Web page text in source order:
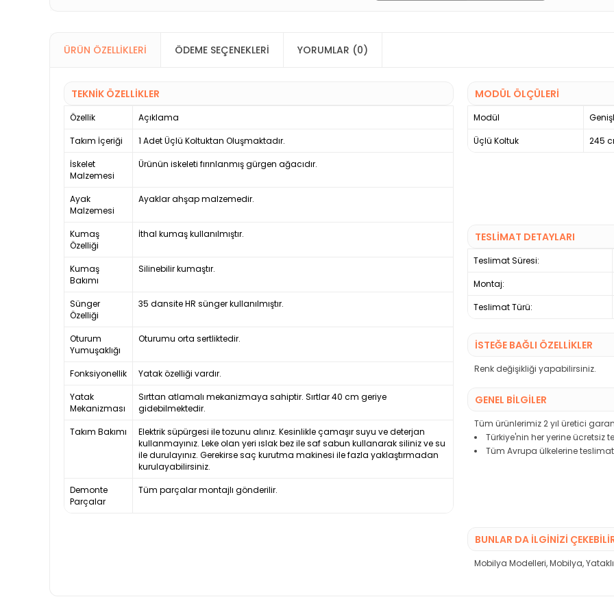
ÜRÜN ÖZELLIKLERI ÖDEME SEÇENEKLERI YORUMLAR (0)
TEKNİK ÖZELLİKLER
Özellik
Açıklama
Takım İçeriği
1 Adet Üçlü Koltuktan Oluşmaktadır.
İskelet
Malzemesi
Ürünün iskeleti fırınlanmış gürgen ağacıdır.
Ayak
Malzemesi
Ayaklar ahşap malzemedir.
Kumaş
Özelliği
İthal kumaş kullanılmıştır.
Kumaş
Bakımı
Silinebilir kumaştır.
Sünger
Özelliği
35 dansite HR sünger kullanılmıştır.
Oturum
Yumuşaklığı
Oturumu orta sertliktedir.
Fonksiyonellik
Yatak özelliği vardır.
Yatak
Mekanizması
Sırttan atlamalı mekanizmaya sahiptir. Sırtlar 40 cm geriye
gidebilmektedir.
Takım Bakımı
Elektrik süpürgesi ile tozunu alınız. Kesinlikle çamaşır suyu ve deterjan
kullanmayınız. Leke olan yeri ıslak bez ile saf sabun kullanarak siliniz ve su
ile durulayınız. Gerekirse saç kurutma makinesi ile fazla yaklaştırmadan
kurulayabilirsiniz.
Demonte
Parçalar
Tüm parçalar montajlı gönderilir.
MODÜL ÖLÇÜLERİ
Modül
Üçlü Koltuk
245
TESLİMAT DETAYLARI
Teslimat Süresi:
Montaj:
Teslimat Türü:
İSTEĞE BAĞLI ÖZELLİKLER
Renk değişikliği yapabilirsiniz.
GENEL BİLGİLER
Tüm ürünlerimiz 2 yıl üretici
Türkiye'nin her yerine ücretsiz
Tüm Avrupa ülkelerine
BUNLAR DA İLGINIZI
Mobilya Modelleri,Mobilya,